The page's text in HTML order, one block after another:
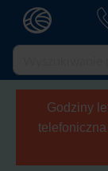
Godziny